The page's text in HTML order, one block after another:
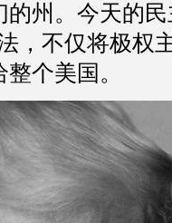
州。今天的
，不仅将极权
个美国。